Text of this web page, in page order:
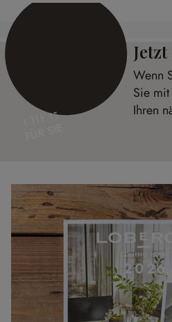
CHF 15
Wenn
Sie
Ihren